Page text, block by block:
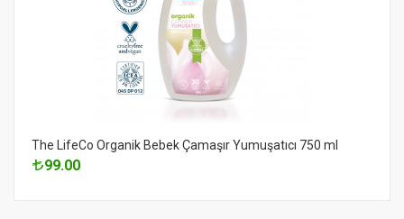
The LifeCo Organik Bebek Çamaşır Yumuşatıcı 750 ml
99.00